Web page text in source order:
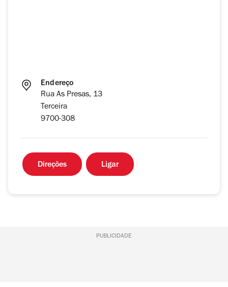
Endereço
Rua As Presas, 13
Terceira
9700-308
Direções Ligar
PUBLICIDADE